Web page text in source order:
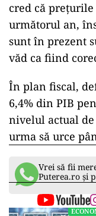
cred că
următorul an,
sunt în prezent
văd ca fiind
În plan fiscal,
6,4% din PIB
nivelul actual
urma să urce
Vrei să fii
Puterea.ro și